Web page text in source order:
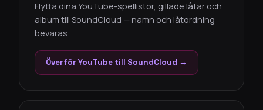
Flytta dina YouTube-spellistor, gillade låtar och
album till SoundCloud — namn och låtordning
bevaras.
Överför YouTube till SoundCloud →